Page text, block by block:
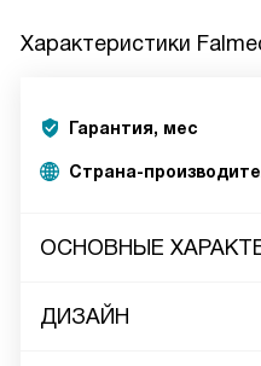
Характеристики
Гарантия, мес
Страна-
ОСНОВНЫЕ
ДИЗАЙН